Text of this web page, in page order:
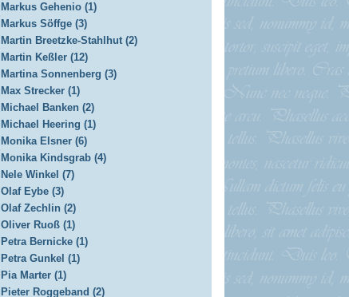
Markus Gehenio (1)
Markus Söffge (3)
Martin Breetzke-Stahlhut (2)
Martin Keßler (12)
Martina Sonnenberg (3)
Max Strecker (1)
Michael Banken (2)
Michael Heering (1)
Monika Elsner (6)
Monika Kindsgrab (4)
Nele Winkel (7)
Olaf Eybe (3)
Olaf Zechlin (2)
Oliver Ruoß (1)
Petra Bernicke (1)
Petra Gunkel (1)
Pia Marter (1)
Pieter Roggeband (2)